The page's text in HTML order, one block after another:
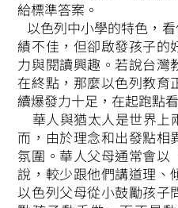
給標準答案。
以色列中小學的特色，
績不佳，但卻啟發孩子的
力與閱讀興趣。若說台灣
在終點，那麼以色列教育
續爆發力十足，在起跑點
華人與猶太人是世界上
而，由於理念和出發點相
氛圍。華人父母通常會以
說，較少跟他們講道理、
以色列父母從小鼓勵孩子